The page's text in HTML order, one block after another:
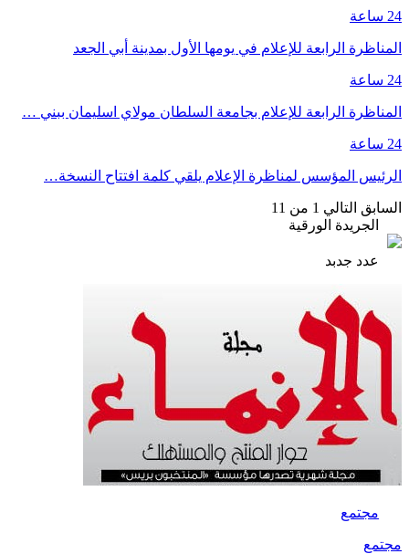
24 ساعة
المناظرة الرابعة للإعلام في يومها الأول بمدينة أبي الجعد
24 ساعة
المناظرة الرابعة للإعلام بجامعة السلطان مولاي اسليمان ببني …
24 ساعة
الرئيس المؤسس لمناظرة الإعلام يلقي كلمة افتتاح النسخة…
السابق التالي 1 من 11
الجريدة الورقية
عدد جدبد
مجتمع
مجتمع